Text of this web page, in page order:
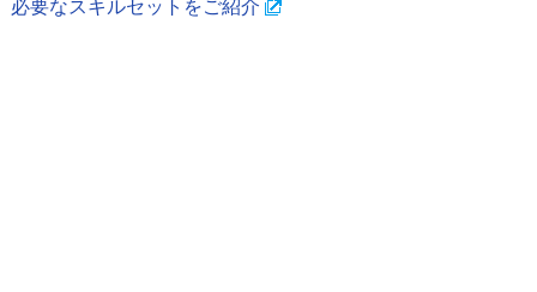
必要なスキルセットをご紹介